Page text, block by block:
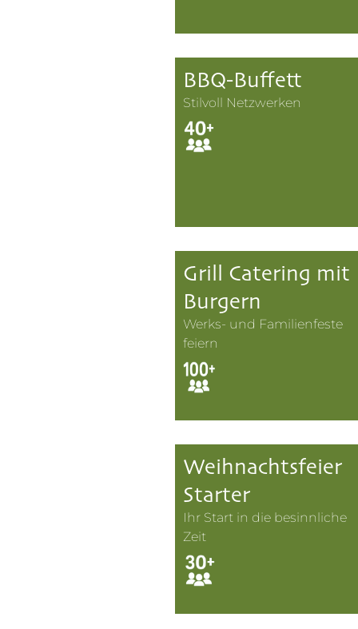
BBQ-Buffett
Stilvoll Netzwerken
Grill Catering mit
Burgern
Werks- und Familienfeste
feiern
Weihnachtsfeier
Starter
Ihr Start in die besinnliche
Zeit